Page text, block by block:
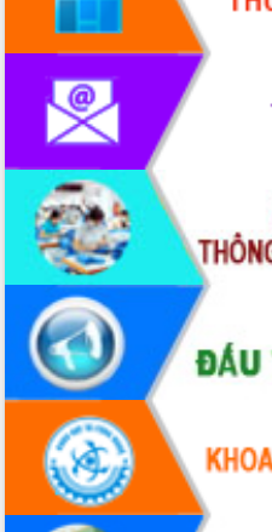
Tháo gỡ những vướng mắc, đẩy mạnh
công tác cải cách thủ tục hành chính
tại Trung tâm Phục vụ hành chính
công tỉnh
Đắk Lắk: Tôn vinh 46 giải pháp tại Hội
thi Sáng tạo Kỹ thuật 2024 - 2025
Đắk Lắk rà soát, điều chỉnh Đề án 190
về phát triển nuôi trồng thủy sản
Phó Chủ tịch UBND tỉnh Đắk Lắk
Trương Công Thái kiểm tra thực địa
Dự án cao tốc Khánh Hòa - Buôn Ma
Thuột
Định vị cà phê Việt Nam như một “di
sản sống” trong dòng chảy toàn cầu
Xây dựng nông thôn mới: Nâng cao đời
sống người dân từ những mô hình thiết
thực
Quyết liệt tháo gỡ vướng mắc, đẩy
nhanh tiến độ các dự án trọng điểm
trong Khu kinh tế Nam Phú Yên